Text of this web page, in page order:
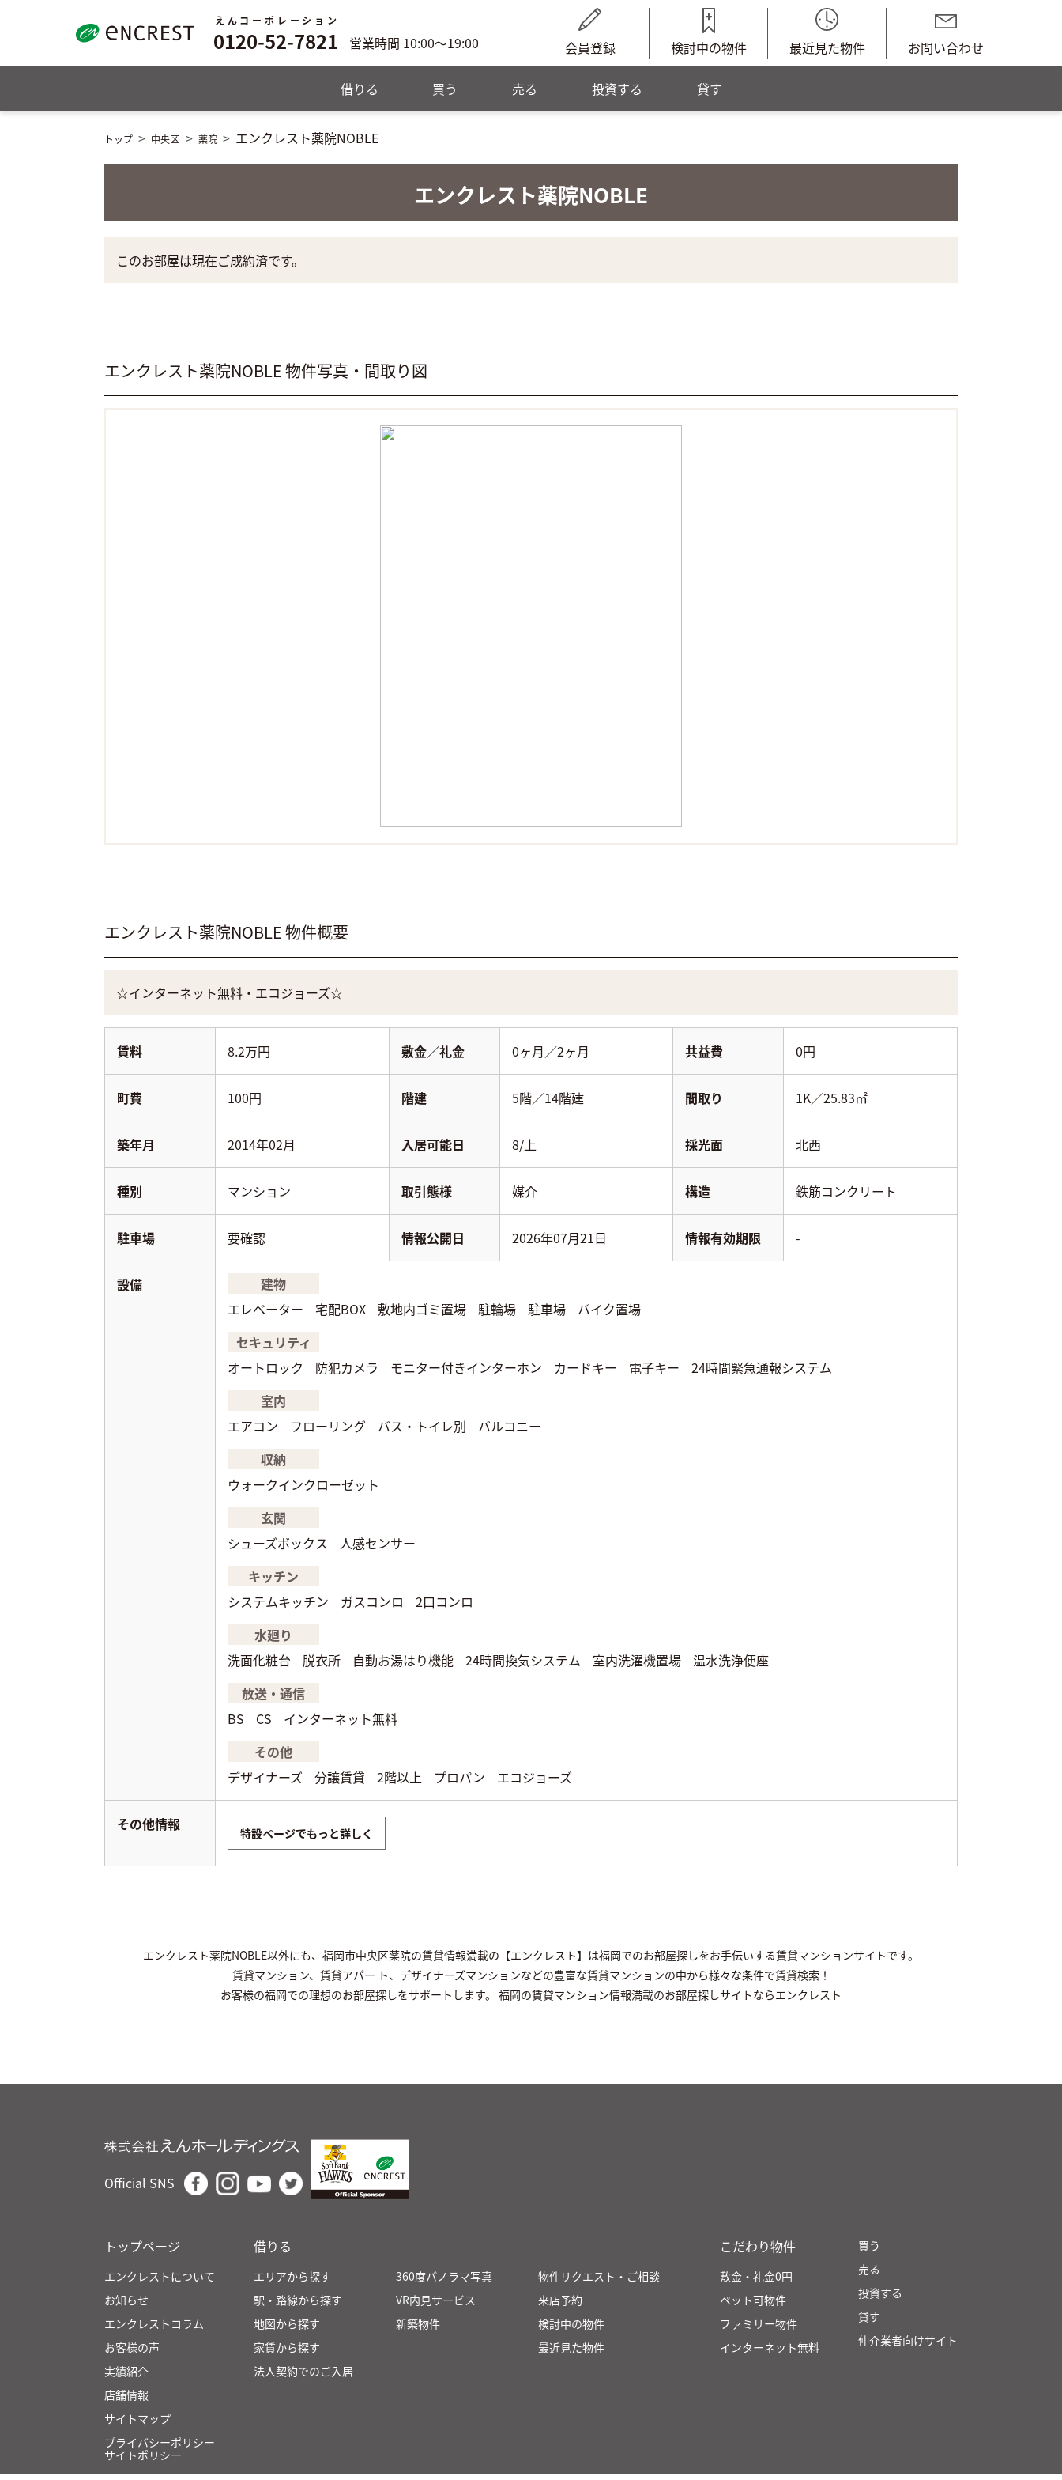
0120-52-7821
えんコーポレーション
営業時間 10:00～19:00 会員登録 検討中の物件 最近見た物件 お問い合わせ
借りる 買う 売る 投資する 貸す
トップ 中央区 薬院 エンクレスト薬院NOBLE
エンクレスト薬院NOBLE
このお部屋は現在ご成約済です。
エンクレスト薬院NOBLE 物件写真・間取り図
エンクレスト薬院NOBLE物件概要
☆インターネット無料・エコジョーズ☆
賃料 8.2万円 敷金／礼金 0ヶ月／2ヶ月 共益費 0円
町費 100円 階建 5階／14階建 間取り 1K／25.83㎡
築年月 2014年02月 入居可能日 8/上 採光面 北西
種別 マンション 取引態様 媒介 構造 鉄筋コンクリート
駐車場 要確認 情報公開日 2026年07月21日 情報有効期限 -
設備
建物
エレベーター
宅配BOX 敷地内ゴミ置場 駐輪場 駐車場
バイク置場
セキュリティ
オートロック
防犯カメラ モニター付きインターホン カードキー 電子キー
24時間緊急通報システム
室内
エアコン
フローリング バス・トイレ別
バルコニー
収納
ウォークインクローゼット
玄関
シューズボックス
人感センサー
キッチン
システムキッチン
ガスコンロ
2口コンロ
水廻り
洗面化粧台
脱衣所 自動お湯はり機能 24時間換気システム 室内洗濯機置場
温水洗浄便座
放送・通信
BS
CS
インターネット無料
その他
デザイナーズ
分譲賃貸 2階以上 プロパン エコジョーズ
その他情報 特設ページでもっと詳しく
エンクレスト薬院NOBLE以外にも、福岡市中央区薬院の賃貸情報満載の【エンクレスト】は福岡でのお部屋探しをお手伝いする賃貸マンションサイトです。
賃貸マンション、賃貸アパー ト、デザイナーズマンションなどの豊富な賃貸マンションの中から様々な条件で賃貸検索！
お客様の福岡での理想のお部屋探しをサポートします。 福岡の賃貸マンション情報満載のお部屋探しサイトならエンクレスト
Official SNS
トップページ
エンクレストについて
お知らせ
エンクレストコラム
お客様の声
実績紹介
店舗情報
サイトマップ
プライバシーポリシー
サイトポリシー
借りる
エリアから探す
駅・路線から探す
地図から探す
家賃から探す
法人契約でのご入居
360度パノラマ写真
VR内見サービス
新築物件
物件リクエスト・ご相談
来店予約
検討中の物件
最近見た物件
こだわり物件
敷金・礼金0円
ペット可物件
ファミリー物件
インターネット無料
買う
売る
投資する
貸す
仲介業者向けサイト